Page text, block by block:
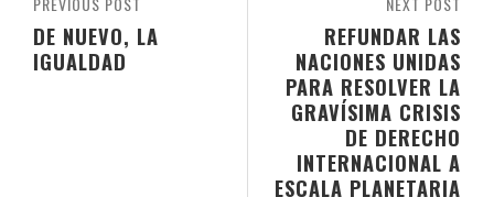
REFUNDAR LAS
NACIONES UNIDAS
PARA RESOLVER LA
GRAVÍSIMA CRISIS
DE DERECHO
INTERNACIONAL A
ESCALA PLANETARIA
DE NUEVO, LA
IGUALDAD